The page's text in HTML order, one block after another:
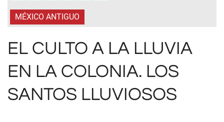
MÉXICO ANTIGUO
EL CULTO A LA LLUVIA
EN LA COLONIA. LOS
SANTOS LLUVIOSOS